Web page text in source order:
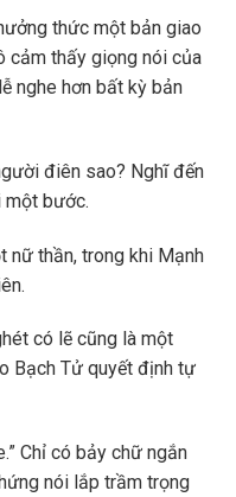
thức một bản giao
cảm thấy giọng nói của
nghe hơn bất kỳ bản
điên sao? Nghĩ đến
một bước.
nữ thần, trong khi Mạnh
có lẽ cũng là một
Bạch Tử quyết định tự
Chỉ có bảy chữ ngắn
nói lắp trầm trọng